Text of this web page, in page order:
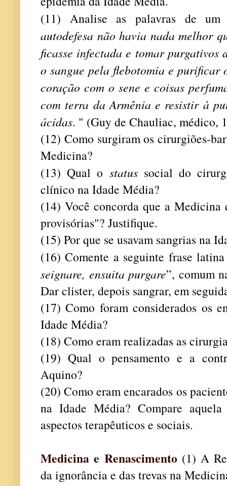
(11) Analise as palavras de
autodefesa não havia nada melhor
ficasse infectada e tomar
o sangue pela flebotomia e
coração com o sene e coisas
com terra da Armênia e resistir à
ácidas. " (Guy de Chauliac, médico,
(12) Como surgiram os cirurgiões-
Medicina?
(13) Qual o statussocial do
clínico na Idade Média?
(14) Você concorda que a Medicina
provisórias"? Justifique.
(15) Por que se usavam sangrias na
(16) Comente a seguinte frase
seignare, ensuita purgare”, comum
Dar clister, depois sangrar, em
(17) Como foram considerados os
Idade Média?
(18) Como eram realizadas as
(19) Qual o pensamento e a
Aquino?
(20) Como eram encarados os
na Idade Média? Compare
aspectos terapêuticos e sociais.
Medicina e Renascimento (1) A
da ignorância e das trevas na